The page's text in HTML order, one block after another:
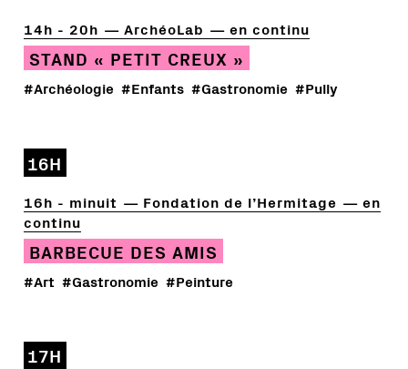
14h - 20h ArchéoLab en continu
STAND « PETIT CREUX »
#Archéologie #Enfants #Gastronomie #Pully
16H
16h - minuit Fondation de l’Hermitage
en
continu
BARBECUE DES AMIS
#Art #Gastronomie #Peinture
17H